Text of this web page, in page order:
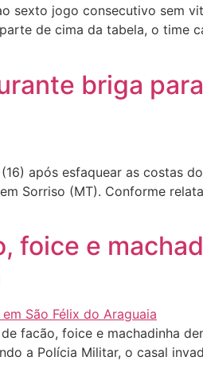
sexto jogo consecutivo sem
de cima da tabela, o time
briga para
após esfaquear as costas
Sorriso (MT). Conforme
foice e
facão, foice e machadinha
a Polícia Militar, o casal